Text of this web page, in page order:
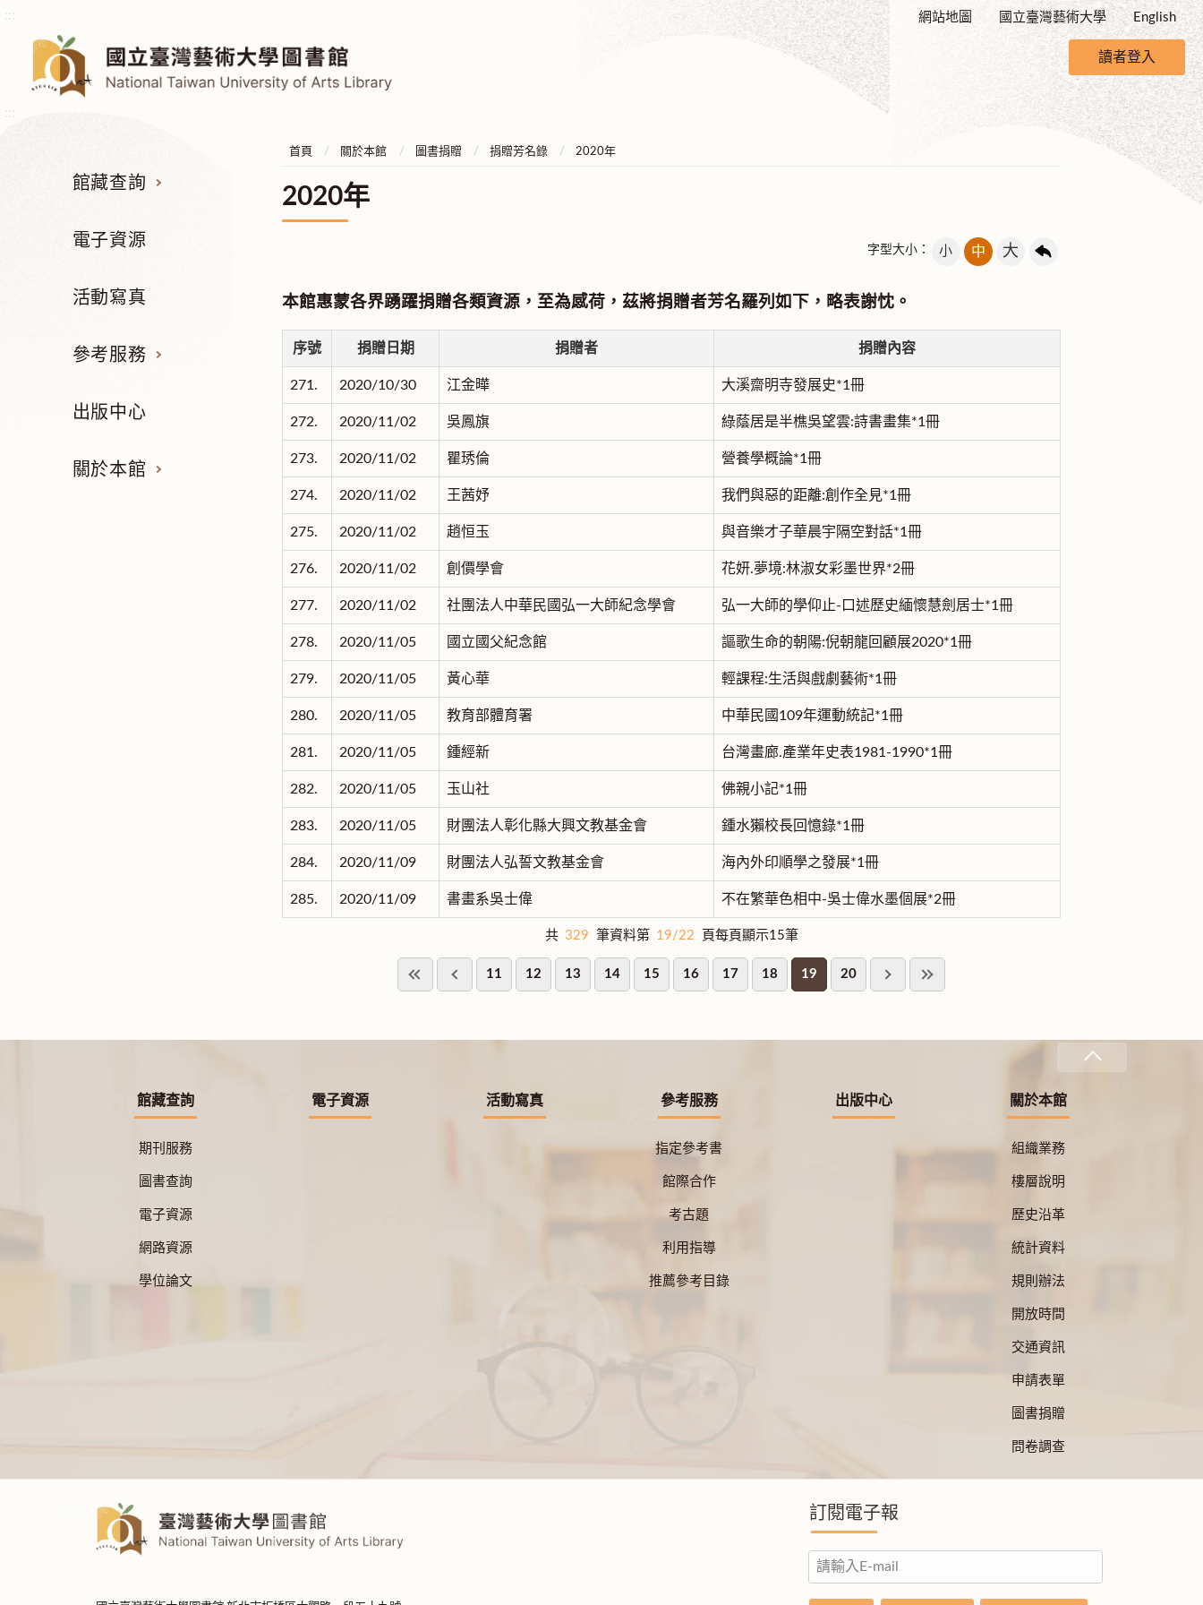
網站地圖 國立臺灣藝術大學 English
讀者登入
館藏查詢
電子資源
活動寫真
參考服務
出版中心
關於本館
首頁 關於本館 圖書捐贈 捐贈芳名錄 2020年
2020年
字型大小： 小 中 大
本館惠蒙各界踴躍捐贈各類資源，至為感荷，茲將捐贈者芳名羅列如下，略表謝忱。
序號 捐贈日期 捐贈者 捐贈內容
271. 2020/10/30 江金曄 大溪齋明寺發展史*1冊
272. 2020/11/02 吳鳳旗 綠蔭居是半樵吳望雲:詩書畫集*1冊
273. 2020/11/02 瞿琇倫 營養學概論*1冊
274. 2020/11/02 王茜妤 我們與惡的距離:創作全見*1冊
275. 2020/11/02 趙恒玉 與音樂才子華晨宇隔空對話*1冊
276. 2020/11/02 創價學會 花妍.夢境:林淑女彩墨世界*2冊
277. 2020/11/02 社團法人中華民國弘一大師紀念學會 弘一大師的學仰止-口述歷史緬懷慧劍居士*1冊
278. 2020/11/05 國立國父紀念館 謳歌生命的朝陽:倪朝龍回顧展2020*1冊
279. 2020/11/05 黃心華 輕課程:生活與戲劇藝術*1冊
280. 2020/11/05 教育部體育署 中華民國109年運動統記*1冊
281. 2020/11/05 鍾經新 台灣畫廊.產業年史表1981-1990*1冊
282. 2020/11/05 玉山社 佛親小記*1冊
283. 2020/11/05 財團法人彰化縣大興文教基金會 鍾水獺校長回憶錄*1冊
284. 2020/11/09 財團法人弘誓文教基金會 海內外印順學之發展*1冊
285. 2020/11/09 書畫系吳士偉 不在繁華色相中-吳士偉水墨個展*2冊
共 329 筆資料第 19/22 頁每頁顯示15筆
11 12 13 14 15 16 17 18 19 20
館藏查詢
期刊服務
圖書查詢
電子資源
網路資源
學位論文
電子資源 活動寫真 參考服務
指定參考書
館際合作
考古題
利用指導
推薦參考目錄
出版中心 關於本館
組織業務
樓層說明
歷史沿革
統計資料
規則辦法
開放時間
交通資訊
申請表單
圖書捐贈
問卷調查
訂閱電子報